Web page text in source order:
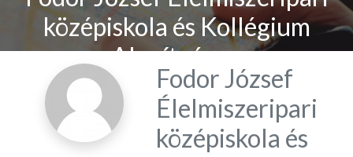
középiskola és Kollégium
Alapítványa
Fodor József
Élelmiszeripari
középiskola és